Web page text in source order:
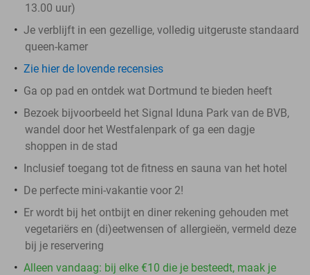
13.00 uur)
Je verblijft in een gezellige, volledig uitgeruste standaard
queen-kamer
Zie hier de lovende recensies
Ga op pad en ontdek wat Dortmund te bieden heeft
Bezoek bijvoorbeeld het Signal Iduna Park van de BVB,
wandel door het Westfalenpark of ga een dagje
shoppen in de stad
Inclusief toegang tot de fitness en sauna van het hotel
De perfecte mini-vakantie voor 2!
Er wordt bij het ontbijt en diner rekening gehouden met
vegetariërs en (di)eetwensen of allergieën, vermeld deze
bij je reservering
Alleen vandaag: bij elke €10 die je besteedt, maak je